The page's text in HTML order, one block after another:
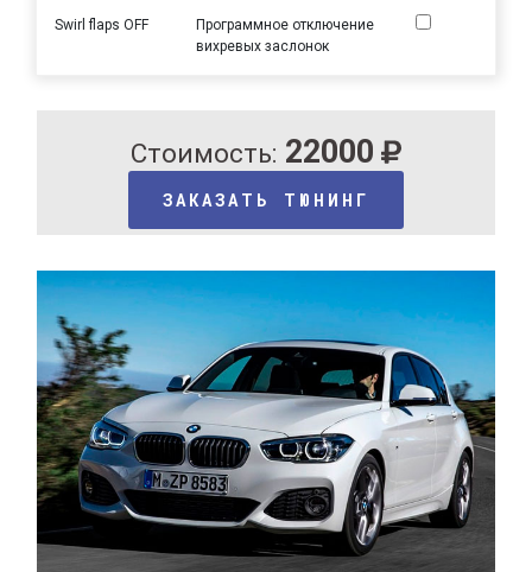
Swirl flaps OFF
Программное отключение
вихревых заслонок
Стоимость: 22000
ЗАКАЗАТЬ ТЮНИНГ